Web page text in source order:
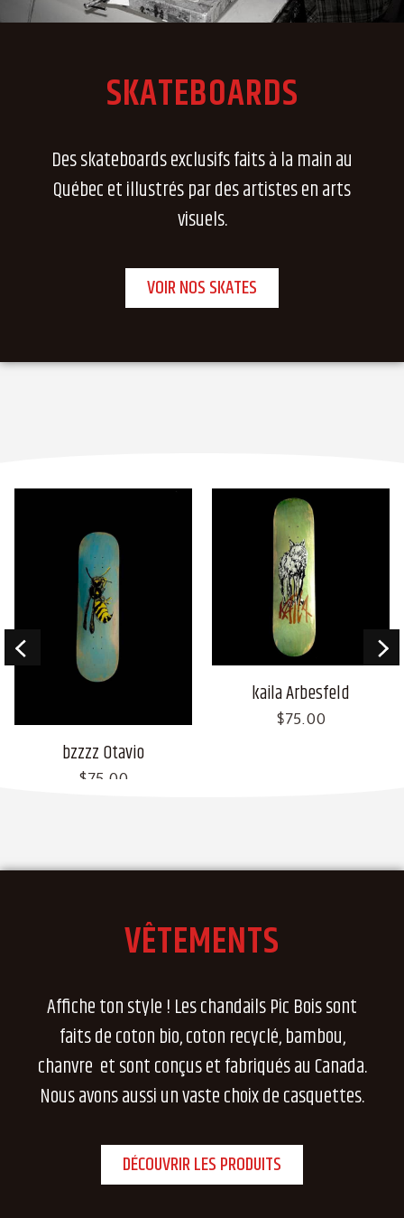
SKATEBOARDS
Des skateboards exclusifs faits à la main au
Québec et illustrés par des artistes en arts
visuels.
VOIR NOS SKATES
Fred luyet
$75.00
VÊTEMENTS
Affiche ton style ! Les chandails Pic Bois sont
faits de coton bio, coton recyclé, bambou,
chanvre et sont conçus et fabriqués au Canada.
Nous avons aussi un vaste choix de casquettes.
DÉCOUVRIR LES PRODUITS